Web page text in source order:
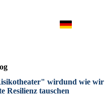
wirdund wie wir
Resilienz tauschen